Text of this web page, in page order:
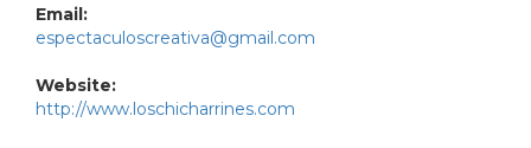
Email:
espectaculoscreativa@gmail.com
Website:
http://www.loschicharrines.com